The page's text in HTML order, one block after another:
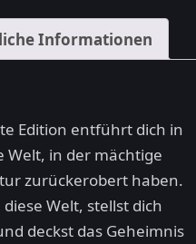
Informationen
Edition entführt dich in
in der mächtige
zurückerobert haben.
Welt, stellst dich
deckst das Geheimnis